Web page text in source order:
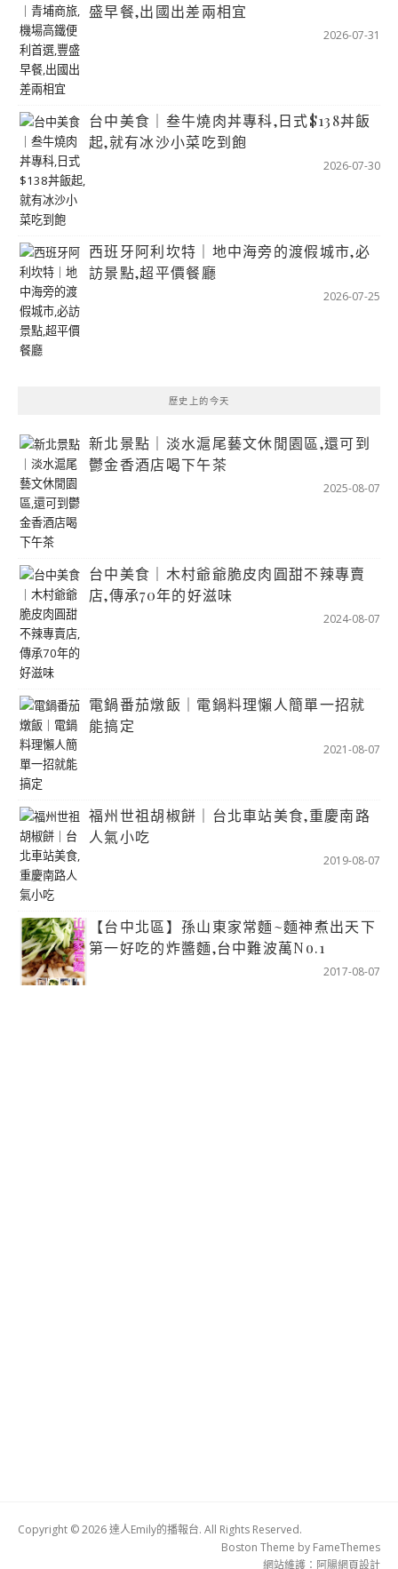
盛早餐,出國出差兩相宜
2026-07-31
台中美食｜叁牛燒肉丼專科,日式$138丼飯
起,就有冰沙小菜吃到飽
2026-07-30
西班牙阿利坎特｜地中海旁的渡假城市,必
訪景點,超平價餐廳
2026-07-25
歷史上的今天
新北景點｜淡水滬尾藝文休閒園區,還可到
鬱金香酒店喝下午茶
2025-08-07
台中美食｜木村爺爺脆皮肉圓甜不辣專賣
店,傳承70年的好滋味
2024-08-07
電鍋番茄燉飯｜電鍋料理懶人簡單一招就
能搞定
2021-08-07
福州世祖胡椒餅｜台北車站美食,重慶南路
人氣小吃
2019-08-07
【台中北區】孫山東家常麵~麵神煮出天下
第一好吃的炸醬麵,台中難波萬No.1
2017-08-07
Copyright © 2026 達人Emily的播報台. All Rights Reserved.
Boston Theme by FameThemes
網站維護： 阿腸網頁設計